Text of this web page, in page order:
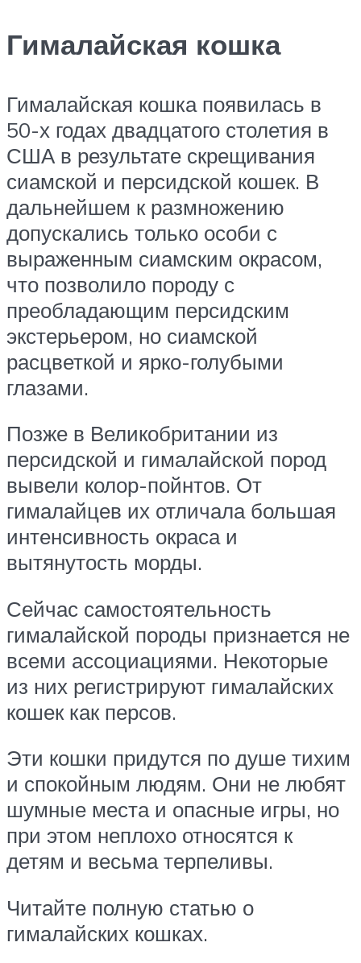
Гималайская кошка
Гималайская кошка появилась в
50-х годах двадцатого столетия в
США в результате скрещивания
сиамской и персидской кошек. В
дальнейшем к размножению
допускались только особи с
выраженным сиамским окрасом,
что позволило породу с
преобладающим персидским
экстерьером, но сиамской
расцветкой и ярко-голубыми
глазами.
Позже в Великобритании из
персидской и гималайской пород
вывели колор-пойнтов. От
гималайцев их отличала большая
интенсивность окраса и
вытянутость морды.
Сейчас самостоятельность
гималайской породы признается не
всеми ассоциациями. Некоторые
из них регистрируют гималайских
кошек как персов.
Эти кошки придутся по душе тихим
и спокойным людям. Они не любят
шумные места и опасные игры, но
при этом неплохо относятся к
детям и весьма терпеливы.
Читайте полную статью о
гималайских кошках.